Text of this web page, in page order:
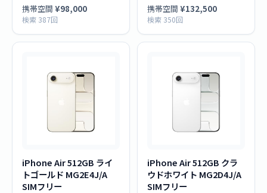
携帯空間 ¥98,000
検索 387回
携帯空間 ¥132,500
検索 350回
iPhone Air 512GB ライ
トゴールド MG2E4J/A
SIMフリー
iPhone Air 512GB クラ
ウドホワイト MG2D4J/A
SIMフリー